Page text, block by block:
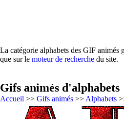
La catégorie alphabets des GIF animés
que sur le moteur de recherche du site.
Gifs animés d'alphabets
Accueil >> Gifs animés >> Alphabets